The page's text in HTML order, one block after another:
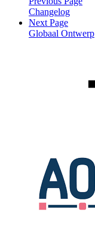
Changelog
Next Page
Globaal Ontwerp